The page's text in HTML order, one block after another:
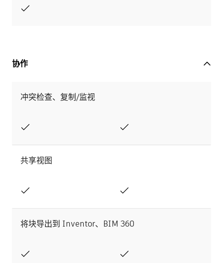
协作
冲突检查、复制/监视
共享视图
将块导出到 Inventor、BIM 360